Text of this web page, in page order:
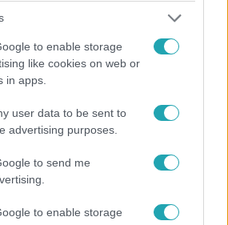
to enable storage
like cookies on web or
in apps.
user data to be sent to
advertising purposes.
to send me
to enable storage